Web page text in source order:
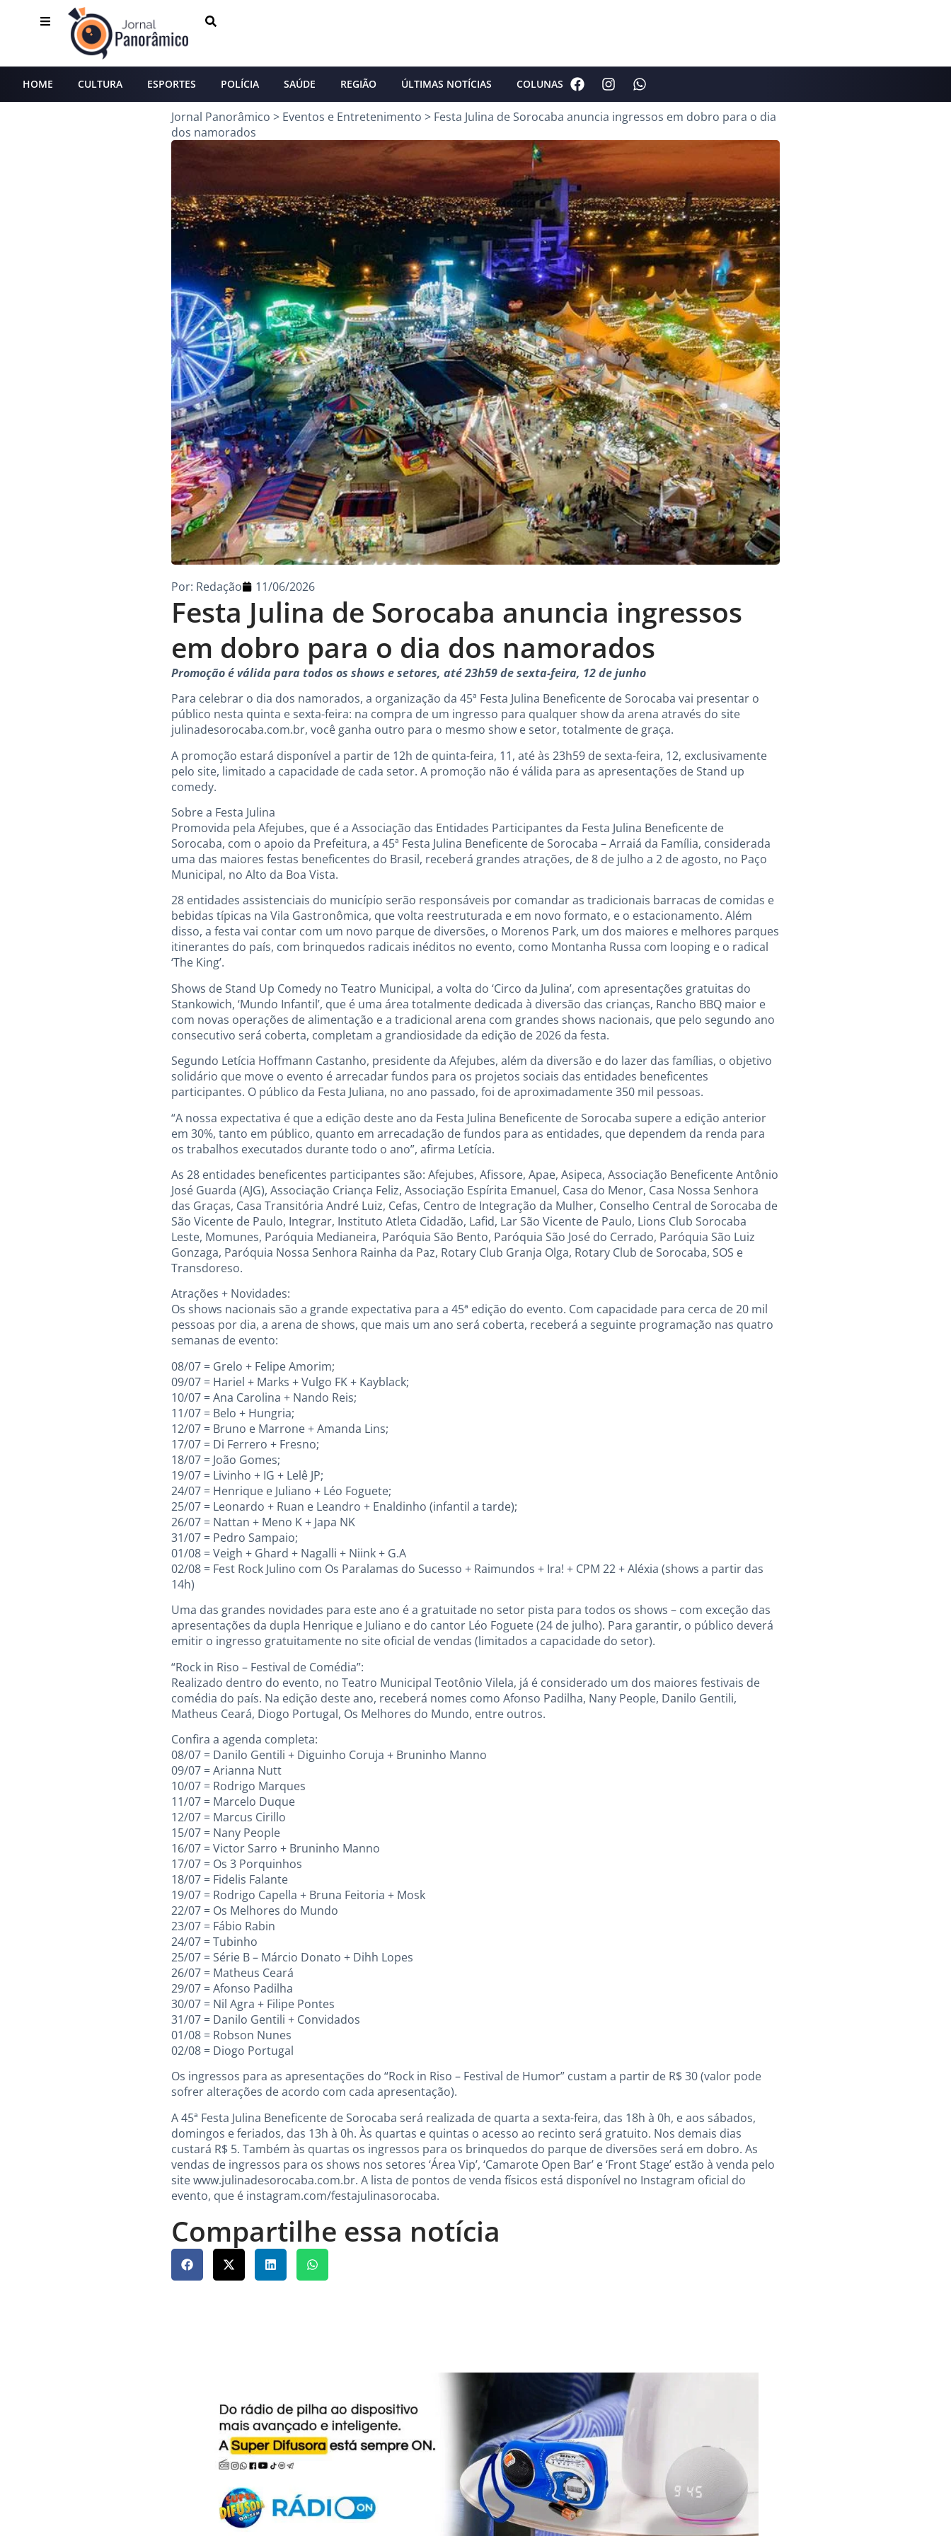
HOME CULTURA ESPORTES POLÍCIA SAÚDE REGIÃO ÚLTIMAS NOTÍCIAS COLUNAS
Jornal Panorâmico > Eventos e Entretenimento > Festa Julina de Sorocaba anuncia ingressos em dobro para o dia
dos namorados
Festa Julina de Sorocaba anuncia ingressos
em dobro para o dia dos namorados
Por: Redação 11/06/2026
Promoção é válida para todos os shows e setores, até 23h59 de sexta-feira, 12 de junho
Para celebrar o dia dos namorados, a organização da 45ª Festa Julina Beneficente de Sorocaba vai presentar o
público nesta quinta e sexta-feira: na compra de um ingresso para qualquer show da arena através do site
julinadesorocaba.com.br, você ganha outro para o mesmo show e setor, totalmente de graça.
A promoção estará disponível a partir de 12h de quinta-feira, 11, até às 23h59 de sexta-feira, 12, exclusivamente
pelo site, limitado a capacidade de cada setor. A promoção não é válida para as apresentações de Stand up
comedy.
Sobre a Festa Julina
Promovida pela Afejubes, que é a Associação das Entidades Participantes da Festa Julina Beneficente de
Sorocaba, com o apoio da Prefeitura, a 45ª Festa Julina Beneficente de Sorocaba – Arraiá da Família, considerada
uma das maiores festas beneficentes do Brasil, receberá grandes atrações, de 8 de julho a 2 de agosto, no Paço
Municipal, no Alto da Boa Vista.
28 entidades assistenciais do município serão responsáveis por comandar as tradicionais barracas de comidas e
bebidas típicas na Vila Gastronômica, que volta reestruturada e em novo formato, e o estacionamento. Além
disso, a festa vai contar com um novo parque de diversões, o Morenos Park, um dos maiores e melhores parques
itinerantes do país, com brinquedos radicais inéditos no evento, como Montanha Russa com looping e o radical
‘The King’.
Shows de Stand Up Comedy no Teatro Municipal, a volta do ‘Circo da Julina’, com apresentações gratuitas do
Stankowich, ‘Mundo Infantil’, que é uma área totalmente dedicada à diversão das crianças, Rancho BBQ maior e
com novas operações de alimentação e a tradicional arena com grandes shows nacionais, que pelo segundo ano
consecutivo será coberta, completam a grandiosidade da edição de 2026 da festa.
Segundo Letícia Hoffmann Castanho, presidente da Afejubes, além da diversão e do lazer das famílias, o objetivo
solidário que move o evento é arrecadar fundos para os projetos sociais das entidades beneficentes
participantes. O público da Festa Juliana, no ano passado, foi de aproximadamente 350 mil pessoas.
“A nossa expectativa é que a edição deste ano da Festa Julina Beneficente de Sorocaba supere a edição anterior
em 30%, tanto em público, quanto em arrecadação de fundos para as entidades, que dependem da renda para
os trabalhos executados durante todo o ano”, afirma Letícia.
As 28 entidades beneficentes participantes são: Afejubes, Afissore, Apae, Asipeca, Associação Beneficente Antônio
José Guarda (AJG), Associação Criança Feliz, Associação Espírita Emanuel, Casa do Menor, Casa Nossa Senhora
das Graças, Casa Transitória André Luiz, Cefas, Centro de Integração da Mulher, Conselho Central de Sorocaba de
São Vicente de Paulo, Integrar, Instituto Atleta Cidadão, Lafid, Lar São Vicente de Paulo, Lions Club Sorocaba
Leste, Momunes, Paróquia Medianeira, Paróquia São Bento, Paróquia São José do Cerrado, Paróquia São Luiz
Gonzaga, Paróquia Nossa Senhora Rainha da Paz, Rotary Club Granja Olga, Rotary Club de Sorocaba, SOS e
Transdoreso.
Atrações + Novidades:
Os shows nacionais são a grande expectativa para a 45ª edição do evento. Com capacidade para cerca de 20 mil
pessoas por dia, a arena de shows, que mais um ano será coberta, receberá a seguinte programação nas quatro
semanas de evento:
08/07 = Grelo + Felipe Amorim;
09/07 = Hariel + Marks + Vulgo FK + Kayblack;
10/07 = Ana Carolina + Nando Reis;
11/07 = Belo + Hungria;
12/07 = Bruno e Marrone + Amanda Lins;
17/07 = Di Ferrero + Fresno;
18/07 = João Gomes;
19/07 = Livinho + IG + Lelê JP;
24/07 = Henrique e Juliano + Léo Foguete;
25/07 = Leonardo + Ruan e Leandro + Enaldinho (infantil a tarde);
26/07 = Nattan + Meno K + Japa NK
31/07 = Pedro Sampaio;
01/08 = Veigh + Ghard + Nagalli + Niink + G.A
02/08 = Fest Rock Julino com Os Paralamas do Sucesso + Raimundos + Ira! + CPM 22 + Aléxia (shows a partir das
14h)
Uma das grandes novidades para este ano é a gratuitade no setor pista para todos os shows – com exceção das
apresentações da dupla Henrique e Juliano e do cantor Léo Foguete (24 de julho). Para garantir, o público deverá
emitir o ingresso gratuitamente no site oficial de vendas (limitados a capacidade do setor).
“Rock in Riso – Festival de Comédia”:
Realizado dentro do evento, no Teatro Municipal Teotônio Vilela, já é considerado um dos maiores festivais de
comédia do país. Na edição deste ano, receberá nomes como Afonso Padilha, Nany People, Danilo Gentili,
Matheus Ceará, Diogo Portugal, Os Melhores do Mundo, entre outros.
Confira a agenda completa:
08/07 = Danilo Gentili + Diguinho Coruja + Bruninho Manno
09/07 = Arianna Nutt
10/07 = Rodrigo Marques
11/07 = Marcelo Duque
12/07 = Marcus Cirillo
15/07 = Nany People
16/07 = Victor Sarro + Bruninho Manno
17/07 = Os 3 Porquinhos
18/07 = Fidelis Falante
19/07 = Rodrigo Capella + Bruna Feitoria + Mosk
22/07 = Os Melhores do Mundo
23/07 = Fábio Rabin
24/07 = Tubinho
25/07 = Série B – Márcio Donato + Dihh Lopes
26/07 = Matheus Ceará
29/07 = Afonso Padilha
30/07 = Nil Agra + Filipe Pontes
31/07 = Danilo Gentili + Convidados
01/08 = Robson Nunes
02/08 = Diogo Portugal
Os ingressos para as apresentações do “Rock in Riso – Festival de Humor” custam a partir de R$ 30 (valor pode
sofrer alterações de acordo com cada apresentação).
A 45ª Festa Julina Beneficente de Sorocaba será realizada de quarta a sexta-feira, das 18h à 0h, e aos sábados,
domingos e feriados, das 13h à 0h. Às quartas e quintas o acesso ao recinto será gratuito. Nos demais dias
custará R$ 5. Também às quartas os ingressos para os brinquedos do parque de diversões será em dobro. As
vendas de ingressos para os shows nos setores ‘Área Vip’, ‘Camarote Open Bar’ e ‘Front Stage’ estão à venda pelo
site www.julinadesorocaba.com.br. A lista de pontos de venda físicos está disponível no Instagram oficial do
evento, que é instagram.com/festajulinasorocaba.
Compartilhe essa notícia